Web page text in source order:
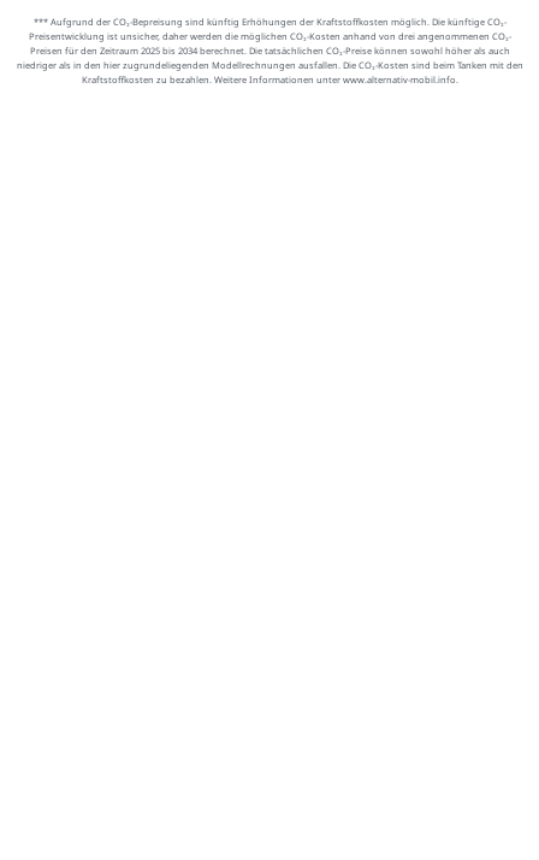
*** Aufgrund der CO₂-Bepreisung sind künftig Erhöhungen der Kraftstoffkosten möglich. Die künftige CO₂-
Preisentwicklung ist unsicher, daher werden die möglichen CO₂-Kosten anhand von drei angenommenen CO₂-
Preisen für den Zeitraum 2025 bis 2034 berechnet. Die tatsächlichen CO₂-Preise können sowohl höher als auch
niedriger als in den hier zugrundeliegenden Modellrechnungen ausfallen. Die CO₂-Kosten sind beim Tanken mit den
Kraftstoffkosten zu bezahlen. Weitere Informationen unter www.alternativ-mobil.info.